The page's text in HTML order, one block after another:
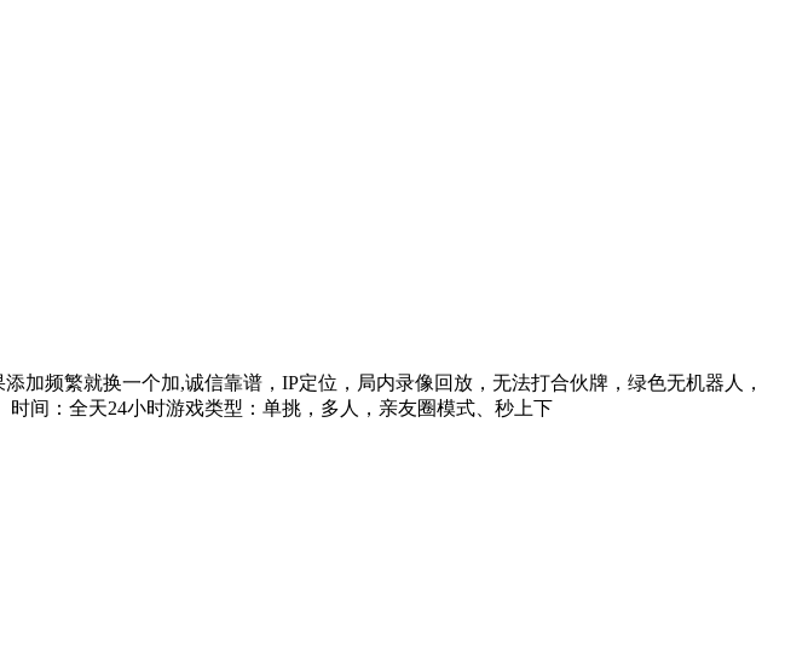
加频繁就换一个加,诚信靠谱，IP定位，局内录像回放，无法打合伙牌，绿色无机器人，
间：全天24小时游戏类型：单挑，多人，亲友圈模式、秒上下